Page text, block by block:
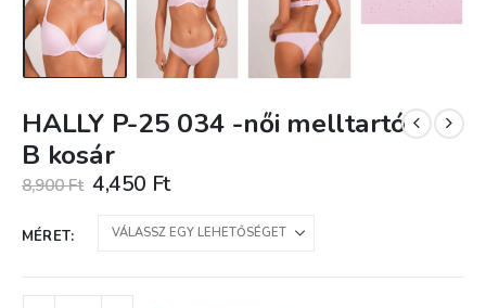
HALLY P-25 034 -női melltartó
B kosár
8,900Ft Original
price
was:
8,900 Ft.
4,450 FtCurrent
is:
4,450 Ft.
MÉRET